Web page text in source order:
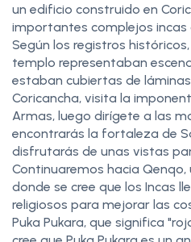
un edificio construido en
importantes complejos incas
Según los registros
templo representaban
estaban cubiertas de
Coricancha, visita la
Armas, luego dirígete a las
encontrarás la fortaleza de
disfrutarás de unas vistas
Continuaremos hacia
donde se cree que los Incas
religiosos para mejorar las
Puka Pukara, que significa